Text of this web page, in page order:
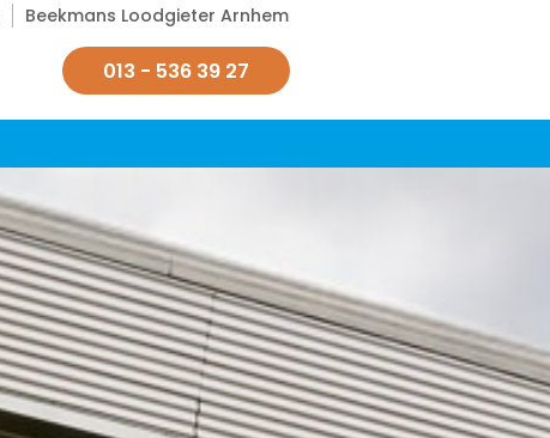
Beekmans Loodgieter Arnhem
013 - 536 39 27